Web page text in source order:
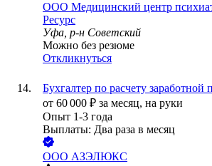
ООО Медицинский центр
Ресурс
Уфа, р-н Советский
Можно без резюме
Откликнуться
Бухгалтер по расчету заработной
от 60 000 ₽ за месяц, на руки
Опыт 1-3 года
Выплаты: Два раза в месяц
ООО АЗЭЛЮКС